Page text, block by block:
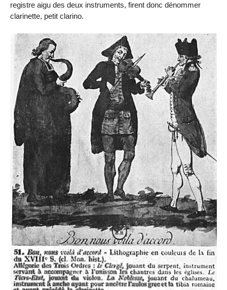
registre aigu des deux instruments, firent donc dénommer
clarinette, petit clarino.